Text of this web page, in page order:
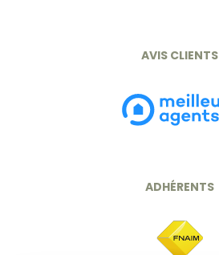
AVIS CLIENTS
ADHÉRENTS